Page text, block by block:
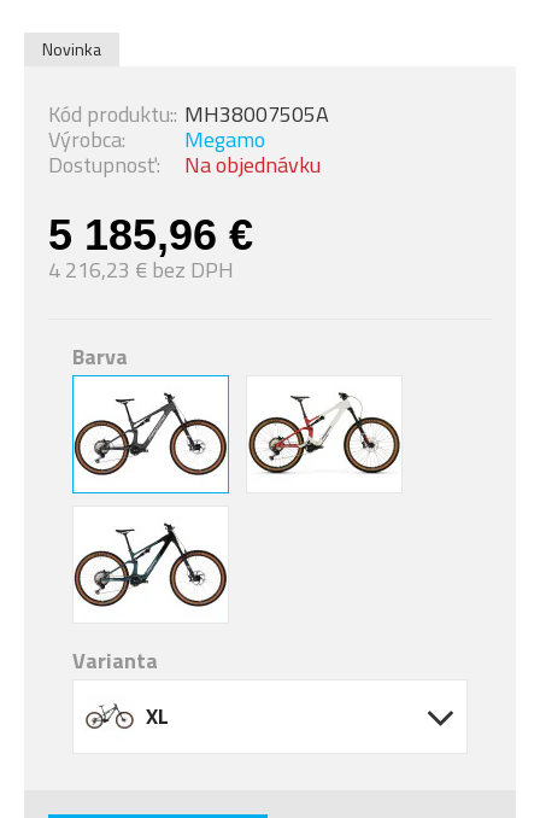
Novinka
5 185,96 €
4 216,23 € bez DPH
Dostupnosť: Na objednávku
Výrobca: Megamo
Kód produktu:: MH38007505A
Barva
Varianta
XL